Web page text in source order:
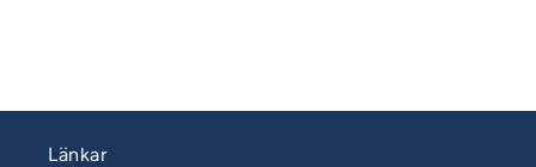
Länkar